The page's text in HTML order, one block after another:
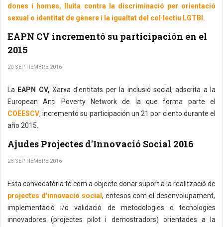
dones i homes, lluita contra la discriminació per orientació
sexual o identitat de gènere i la igualtat del col·lectiu LGTBI.
EAPN CV incrementó su participación en el
2015
20 SEPTIEMBRE 2016
La EAPN CV,Xarxa d'entitats per la inclusió social, adscrita a la
European Anti Poverty Network de la que forma parte el
COEESCV, incrementó su participación un 21 por ciento durante el
año 2015.
Ajudes Projectes d'Innovació Social 2016
23 SEPTIEMBRE 2016
Esta convocatòria té com a objecte donar suport a la realització de
projectes d'innovació social , entesos com el desenvolupament,
implementació i/o validació de metodologies o tecnologies
innovadores (projectes pilot i demostradors) orientades a la